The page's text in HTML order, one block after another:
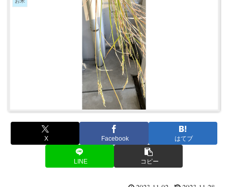
X Facebook はてブ
LINE コピー